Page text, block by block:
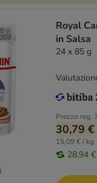
Royal
in Salsa
24 x 85 g
Prezzo reg.
30,79 €
15,09 € / kg
28,94 €